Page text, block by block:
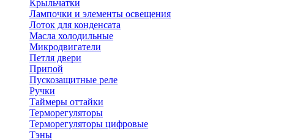
Крыльчатки
Лампочки и элементы освещения
Лоток для конденсата
Масла холодильные
Микродвигатели
Петля двери
Припой
Пускозащитные реле
Ручки
Таймеры оттайки
Терморегуляторы
Терморегуляторы цифровые
Тэны